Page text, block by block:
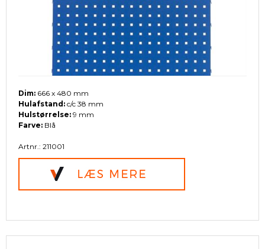
Dim: 666 x 480 mm
Hulafstand: c/c 38 mm
Hulstørrelse: 9 mm
Farve: Blå
Artnr.: 211001